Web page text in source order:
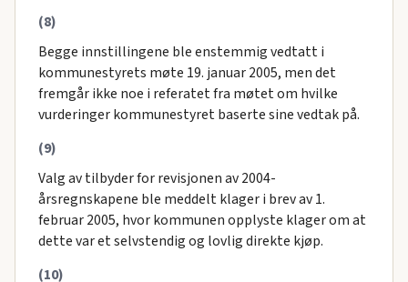
(8)
Begge innstillingene ble enstemmig vedtatt i
kommunestyrets møte 19. januar 2005, men det
fremgår ikke noe i referatet fra møtet om hvilke
vurderinger kommunestyret baserte sine vedtak på.
(9)
Valg av tilbyder for revisjonen av 2004-
årsregnskapene ble meddelt klager i brev av 1.
februar 2005, hvor kommunen opplyste klager om at
dette var et selvstendig og lovlig direkte kjøp.
(10)